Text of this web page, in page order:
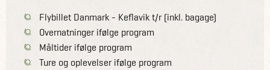
Flybillet Danmark - Keflavik t/r (inkl. bagage)
Overnatninger ifølge program
Måltider ifølge program
Ture og oplevelser ifølge program